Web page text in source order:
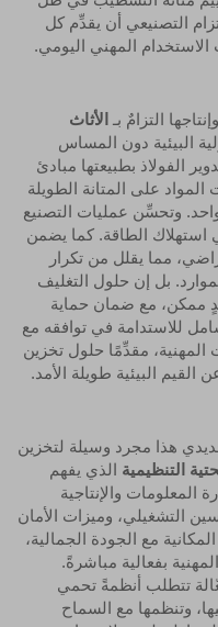
التصنيعي أن يقدِّم كل
الاستخدام المهني اليومي.
التزامٌ بـ الأثاث
البيئية دون المساس
الفولاذ بطبيعتها مبادئ
المواد على المتانة الطويلة
وتحسِّن عمليات التصنيع
استهلاك الطاقة. كما يضمن
مما يقلل من تكرار
بل إن حلول التغليف
ممكن، مع ضمان حماية
للاستدامة في توافقه مع
المهنية، مقدِّمًا حلول تخزين
البيئية طويلة الأمد.
هذا مجرد وسيلة لتخزين
التنظيمية الذي يفهم
المعلومات والإنتاجية
التشغيلي، وميزات الأمان
مع الجودة الجمالية،
بفعالية مباشرةً.
تتطلب أنظمةً تحمي
وتنظمها مع السماح